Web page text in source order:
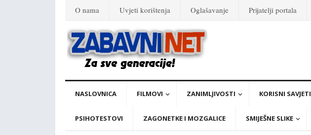
O nama Uvjeti korištenja Oglašavanje Prijatelji portala
NASLOVNICA FILMOVI ZANIMLJIVOSTI KORISNI SAVJETI
PSIHOTESTOVI ZAGONETKE I MOZGALICE SMIJEŠNE SLIKE